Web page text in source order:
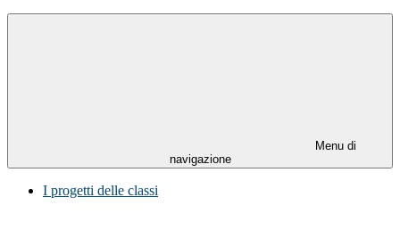
Menu di
navigazione
I progetti delle classi